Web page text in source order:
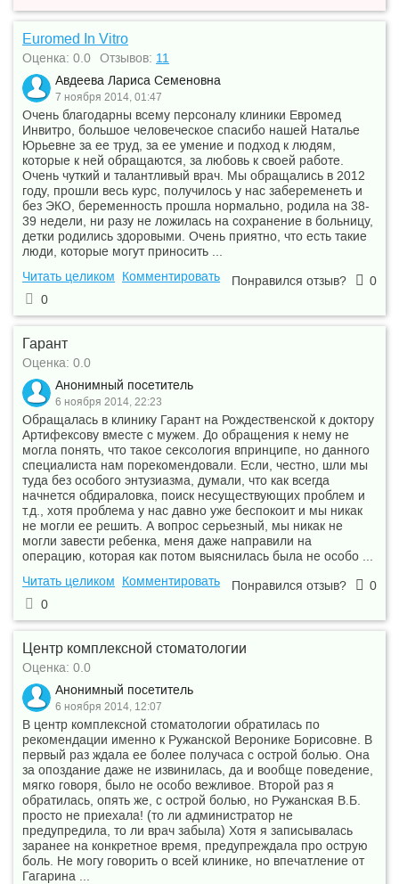
Euromed In Vitro
Оценка: 0.0 Отзывов: 11
Авдеева Лариса Семеновна
7 ноября 2014, 01:47
Очень благодарны всему персоналу клиники Евромед
Инвитро, большое человеческое спасибо нашей Наталье
Юрьевне за ее труд, за ее умение и подход к людям,
которые к ней обращаются, за любовь к своей работе.
Очень чуткий и талантливый врач. Мы обращались в 2012
году, прошли весь курс, получилось у нас забеременеть и
без ЭКО, беременность прошла нормально, родила на 38-
39 недели, ни разу не ложилась на сохранение в больницу,
детки родились здоровыми. Очень приятно, что есть такие
люди, которые могут приносить ...
Читать целиком
Комментировать Понравился отзыв?
0
0
Гарант
Оценка: 0.0
Анонимный посетитель
6 ноября 2014, 22:23
Обращалась в клинику Гарант на Рождественской к доктору
Артифексову вместе с мужем. До обращения к нему не
могла понять, что такое сексология впринципе, но данного
специалиста нам порекомендовали. Если, честно, шли мы
туда без особого энтузиазма, думали, что как всегда
начнется обдираловка, поиск несуществующих проблем и
т.д., хотя проблема у нас давно уже беспокоит и мы никак
не могли ее решить. А вопрос серьезный, мы никак не
могли завести ребенка, меня даже направили на
операцию, которая как потом выяснилась была не особо ...
Читать целиком
Комментировать Понравился отзыв?
0
0
Центр комплексной стоматологии
Оценка: 0.0
Анонимный посетитель
6 ноября 2014, 12:07
В центр комплексной стоматологии обратилась по
рекомендации именно к Ружанской Веронике Борисовне. В
первый раз ждала ее более получаса с острой болью. Она
за опоздание даже не извинилась, да и вообще поведение,
мягко говоря, было не особо вежливое. Второй раз я
обратилась, опять же, с острой болью, но Ружанская В.Б.
просто не приехала! (то ли администратор не
предупредила, то ли врач забыла) Хотя я записывалась
заранее на конкретное время, предупреждала про острую
боль. Не могу говорить о всей клинике, но впечатление от
Гагарина ...